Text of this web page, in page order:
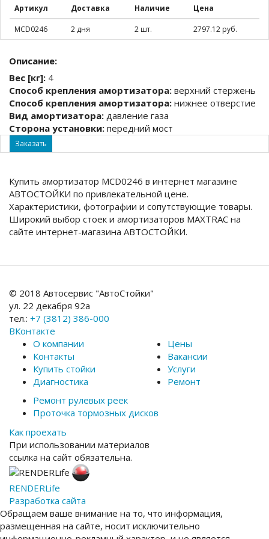
Артикул Доставка Наличие Цена
MCD0246 2 дня 2 шт. 2797.12 руб.
Описание:
Вес [кг]: 4
Способ крепления амортизатора: верхний стержень
Способ крепления амортизатора: нижнее отверстие
Вид амортизатора: давление газа
Сторона установки: передний мост
Заказать
Купить амортизатор MCD0246 в интернет магазине
АВТОСТОЙКИ по привлекательной цене.
Характеристики, фотографии и сопутствующие товары.
Широкий выбор стоек и амортизаторов MAXTRAC на
сайте интернет-магазина АВТОСТОЙКИ.
© 2018 Автосервис "АвтоСтойки"
ул. 22 декабря 92а
тел.: +7 (3812) 386-000
ВКонтакте
О компании
Контакты
Купить стойки
Диагностика
Цены
Вакансии
Услуги
Ремонт
Ремонт рулевых реек
Проточка тормозных дисков
Как проехать
При использовании материалов
ссылка на сайт обязательна.
RENDERLife
Разработка сайта
Обращаем ваше внимание на то, что информация,
размещенная на сайте, носит исключительно